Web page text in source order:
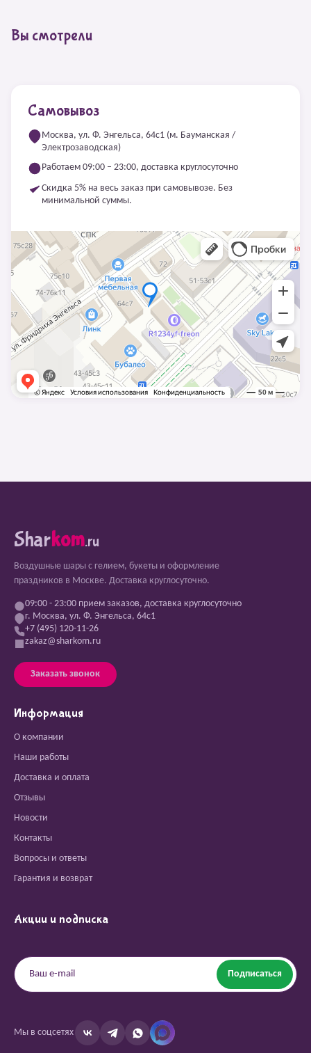
Вы смотрели
Самовывоз
Москва, ул. Ф. Энгельса, 64с1 (м. Бауманская /
Электрозаводская)
Работаем 09:00 – 23:00, доставка круглосуточно
Скидка 5% на весь заказ при самовывозе. Без
минимальной суммы.
Sharkom.ru
Воздушные шары с гелием, букеты и оформление
праздников в Москве. Доставка круглосуточно.
09:00 - 23:00 прием заказов, доставка круглосуточно
г. Москва, ул. Ф. Энгельса, 64с1
+7 (495) 120-11-26
zakaz@sharkom.ru
Заказать звонок
Информация
О компании
Наши работы
Доставка и оплата
Отзывы
Новости
Контакты
Вопросы и ответы
Гарантия и возврат
Акции и подписка
Подписаться
Мы в соцсетях